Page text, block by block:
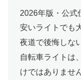
2026年版・公式
安いライトでも
夜道で後悔しな
自転車ライトは
けではありませ